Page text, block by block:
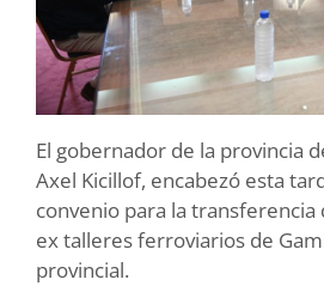
El gobernador de la provincia
Axel Kicillof, encabezó esta
convenio para la
ex talleres ferroviarios de
provincial.